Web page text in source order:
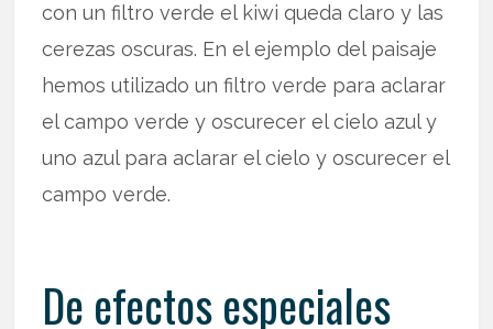
con un filtro verde el kiwi queda claro y las
cerezas oscuras. En el ejemplo del paisaje
hemos utilizado un filtro verde para aclarar
el campo verde y oscurecer el cielo azul y
uno azul para aclarar el cielo y oscurecer el
campo verde.
De efectos especiales